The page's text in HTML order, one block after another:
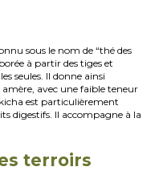
sous le nom de “thé des
à partir des tiges et
seules. Il donne ainsi
avec une faible teneur
est particulièrement
digestifs. Il accompagne à la
terroirs